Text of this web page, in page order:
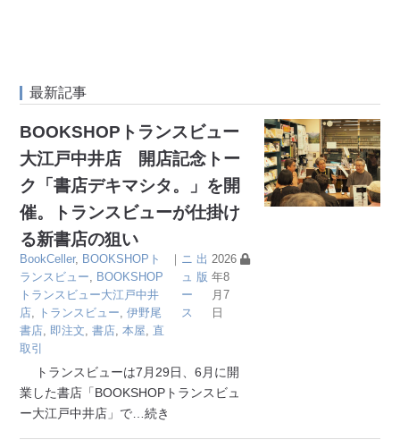
最新記事
BOOKSHOPトランスビュー
大江戸中井店 開店記念トー
ク「書店デキマシタ。」を開
催。トランスビューが仕掛け
る新書店の狙い
BookCeller, BOOKSHOPト
ランスビュー, BOOKSHOP
トランスビュー大江戸中井
店, トランスビュー,伊野尾
書店, 即注文,書店,本屋, 直
取引
｜ ニ
ュ
ー
ス
出
版
2026
年8
月7
日
トランスビューは7月29日、6月に開
業した書店「BOOKSHOPトランスビュ
ー大江戸中井店」で …続き